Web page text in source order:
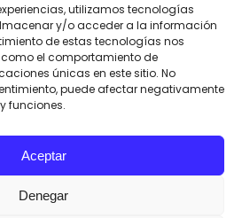
utilizamos tecnologías
y/o acceder a la información
de estas tecnologías nos
el comportamiento de
únicas en este sitio. No
puede afectar negativamente
funciones.
Aceptar
Denegar
Magazine. All rights reserved.